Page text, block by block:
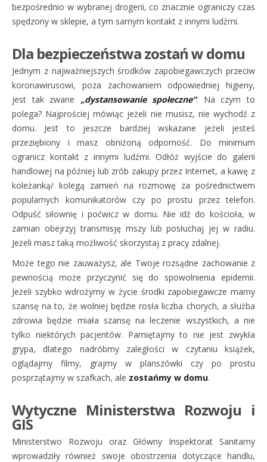
bezpośrednio w wybranej drogerii, co znacznie ograniczy czas
spędzony w sklepie, a tym samym kontakt z innymi ludźmi.
Dla bezpieczeństwa zostań w domu
Jednym z najważniejszych środków zapobiegawczych przeciw
koronawirusowi, poza zachowaniem odpowiedniej higieny,
jest tak zwane „dystansowanie społeczne”. Na czym to
polega? Najprościej mówiąc jeżeli nie musisz, nie wychodź z
domu. Jest to jeszcze bardziej wskazane jeżeli jesteś
przeziębiony i masz obniżoną odporność. Do minimum
ogranicz kontakt z innymi ludźmi. Odłóż wyjście do galerii
handlowej na później lub zrób zakupy przez Internet, a kawę z
koleżanką/ kolegą zamień na rozmowę za pośrednictwem
popularnych komunikatorów czy po prostu przez telefon.
Odpuść siłownię i poćwicz w domu. Nie idź do kościoła, w
zamian obejrzyj transmisję mszy lub posłuchaj jej w radiu.
Jeżeli masz taką możliwość skorzystaj z pracy zdalnej.
Może tego nie zauważysz, ale Twoje rozsądne zachowanie z
pewnością może przyczynić się do spowolnienia epidemii.
Jeżeli szybko wdrożymy w życie środki zapobiegawcze mamy
szansę na to, że wolniej będzie rosła liczba chorych, a służba
zdrowia będzie miała szansę na leczenie wszystkich, a nie
tylko niektórych pacjentów. Pamiętajmy to nie jest zwykła
grypa, dlatego nadróbmy zaległości w czytaniu książek,
oglądajmy filmy, grajmy w planszówki czy po prostu
posprzątajmy w szafkach, ale zostańmy w domu.
Wytyczne Ministerstwa Rozwoju i
GIS
Ministerstwo Rozwoju oraz Główny Inspektorat Sanitarny
wprowadziły również swoje obostrzenia dotyczące handlu,